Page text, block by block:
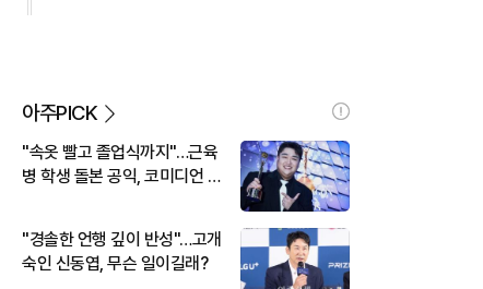
아주PICK
"속옷 빨고 졸업식까지"…근육
병 학생 돌본 공익, 코미디언 김
"경솔한 언행 깊이 반성"…고개
숙인 신동엽, 무슨 일이길래?